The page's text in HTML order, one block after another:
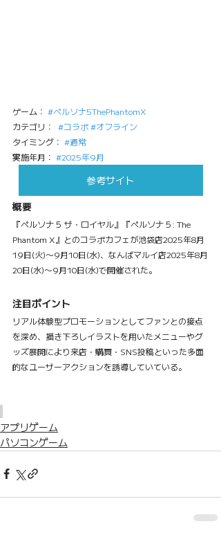
ゲーム： #ペルソナ5ThePhantomX
カテゴリ： #コラボ#オフライン
タイミング： #通常
実施年月： #2025年9月
参考サイト
概要
『ペルソナ５ ザ・ロイヤル』『ペルソナ５: The
Phantom X』とのコラボカフェが池袋店2025年8月
19日(火)〜9月10日(水)、なんばマルイ店2025年8月
20日(水)〜9月10日(水)で開催された。
注目ポイント
リアル体験型プロモーションとしてファンとの接点
を深め、描き下ろしイラストを用いたメニューやグ
ッズ展開により来店・購買・SNS投稿といった多面
的なユーザーアクションを誘導していている。
アプリゲーム
パソコンゲーム